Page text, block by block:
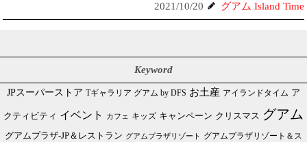
2021/10/20
グアム Island Time
Keyword
JPスーパーストア Tギャラリア グアム by DFS お土産 アイランドタイム ア
クティビティ イベント カフェ キッズ キャンペーン クリスマス グアム
グアムプラザ-JP＆レストラン グアムプラザリゾート グアムプラザリゾート＆ス